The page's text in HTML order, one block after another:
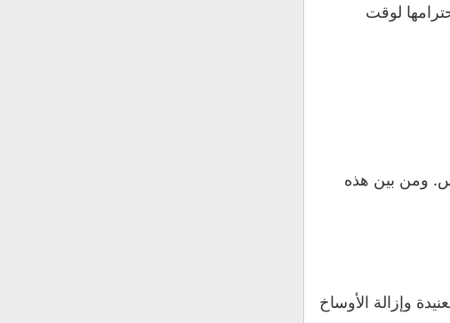
لوقت
ومن بين هذه
وإزالة الأوساخ